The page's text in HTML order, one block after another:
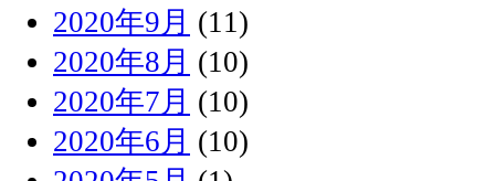
2020年9月 (11)
2020年8月 (10)
2020年7月 (10)
2020年6月 (10)